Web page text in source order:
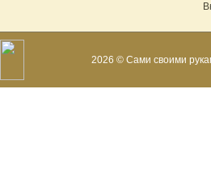
2026 © Сами своими